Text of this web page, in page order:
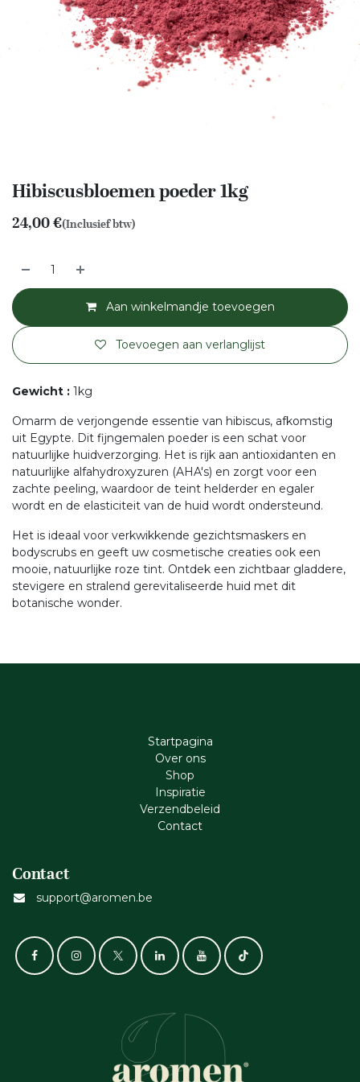
Hibiscusbloemen poeder 1kg
24,00€(Inclusief btw)
Aan winkelmandje toevoegen
Toevoegen aan verlanglijst
Gewicht : 1kg
Omarm de verjongende essentie van hibiscus, afkomstig
uit Egypte. Dit fijngemalen poeder is een schat voor
natuurlijke huidverzorging. Het is rijk aan antioxidanten en
natuurlijke alfahydroxyzuren (AHA's) en zorgt voor een
zachte peeling, waardoor de teint helderder en egaler
wordt en de elasticiteit van de huid wordt ondersteund.
Het is ideaal voor verkwikkende gezichtsmaskers en
bodyscrubs en geeft uw cosmetische creaties ook een
mooie, natuurlijke roze tint. Ontdek een zichtbaar gladdere,
stevigere en stralend gerevitaliseerde huid met dit
botanische wonder.
Startpagina
Ove​r​ ons
Shop
Inspiratie
Verzendbeleid
Cont​act
Contact
support@aromen.be